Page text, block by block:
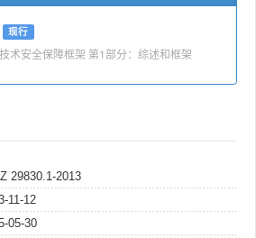
现行
术安全保障框架 第1部分：综述和框架
29830.1-2013
11-12
05-30